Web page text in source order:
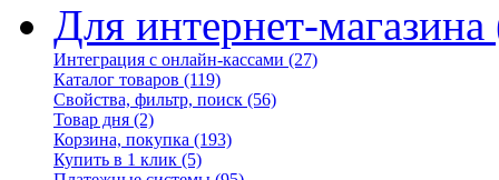
Для интернет-магазина
Интеграция с онлайн-кассами (27)
Каталог товаров (119)
Свойства, фильтр, поиск (56)
Товар дня (2)
Корзина, покупка (193)
Купить в 1 клик (5)